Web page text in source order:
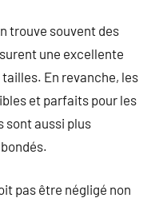
trouve souvent des
une excellente
En revanche, les
et parfaits pour les
sont aussi plus
pas être négligé non